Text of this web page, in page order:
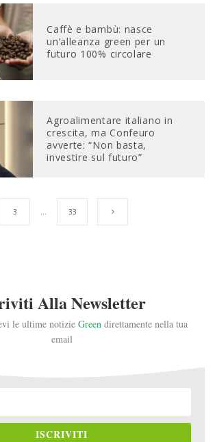
Caffè e bambù: nasce
un’alleanza green per un
futuro 100% circolare
Agroalimentare italiano in
crescita, ma Confeuro
avverte: “Non basta,
investire sul futuro”
3 … 33
Alla Newsletter
le ultime notizie Greendirettamente nella tua
email
ISCRIVITI